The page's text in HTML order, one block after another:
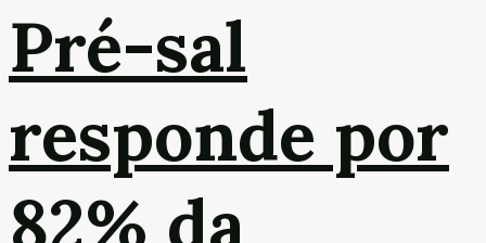
Pré-sal
responde por
82% da